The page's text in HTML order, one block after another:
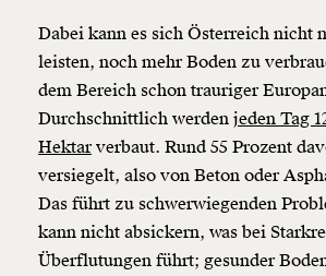
Dabei kann es sich Österreich nicht
leisten, noch mehr Boden zu
dem Bereich schon trauriger
Durchschnittlich werden jeden Tag
Hektarverbaut. Rund 55 Prozent
versiegelt, also von Beton oder
Das führt zu schwerwiegenden
kann nicht absickern, was bei
Überflutungen führt; gesunder